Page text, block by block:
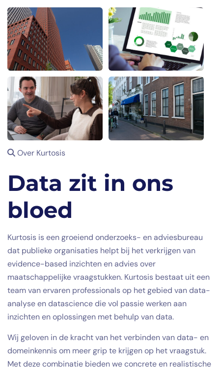
Over Kurtosis
Data zit in ons
bloed
Kurtosis is een groeiend onderzoeks- en adviesbureau
dat publieke organisaties helpt bij het verkrijgen van
evidence-based inzichten en advies over
maatschappelijke vraagstukken. Kurtosis bestaat uit een
team van ervaren professionals op het gebied van data-
analyse en datascience die vol passie werken aan
inzichten en oplossingen met behulp van data.
Wij geloven in de kracht van het verbinden van data- en
domeinkennis om meer grip te krijgen op het vraagstuk.
Met deze combinatie bieden we concrete en realistische